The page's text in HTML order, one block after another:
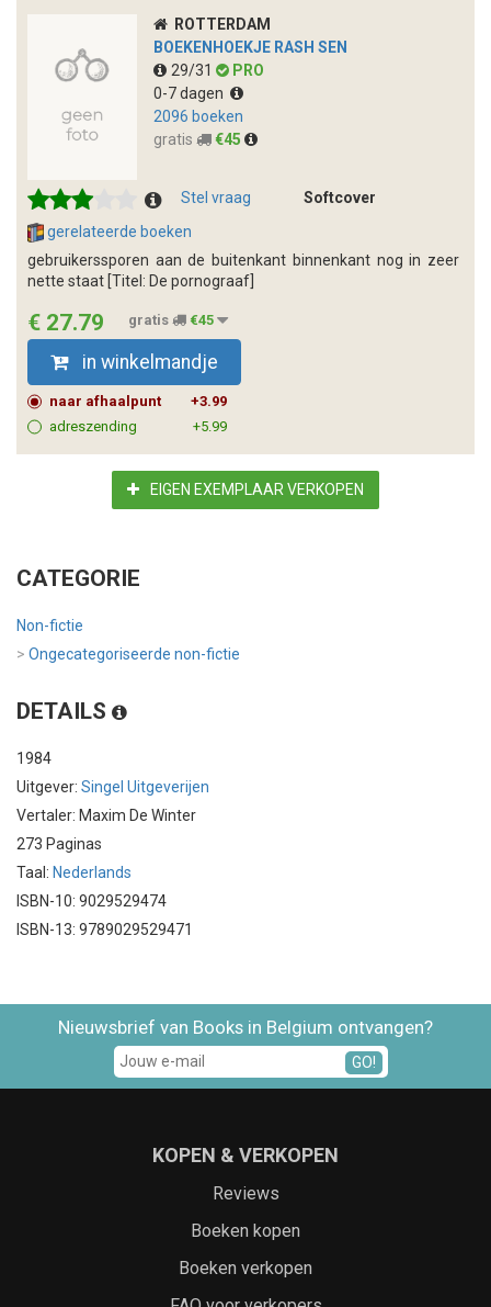
ROTTERDAM
BOEKENHOEKJE RASH SEN
29/31
PRO
0-7 dagen
2096 boeken
gratis
€45
Stel vraag
Softcover
gerelateerde boeken
gebruikerssporen aan de buitenkant binnenkant nog in zeer
nette staat [Titel: De pornograaf]
€ 27.79 gratis €45
in winkelmandje
naar afhaalpunt
+3.99
adreszending
+5.99
EIGEN EXEMPLAAR VERKOPEN
CATEGORIE
Non-fictie
> Ongecategoriseerde non-fictie
DETAILS
1984
Uitgever: Singel Uitgeverijen
Vertaler: Maxim De Winter
273 Paginas
Taal: Nederlands
ISBN-10: 9029529474
ISBN-13: 9789029529471
Nieuwsbrief van Books in Belgium ontvangen?
GO!
KOPEN & VERKOPEN
Reviews
Boeken kopen
Boeken verkopen